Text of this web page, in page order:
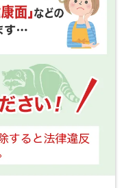
や鳥、昆虫など
隙間（500円玉程
危険を感じると
放つガスを出
に支障をきたす